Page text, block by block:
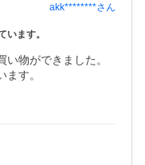
akk********さん
ます。
物ができました。
す。